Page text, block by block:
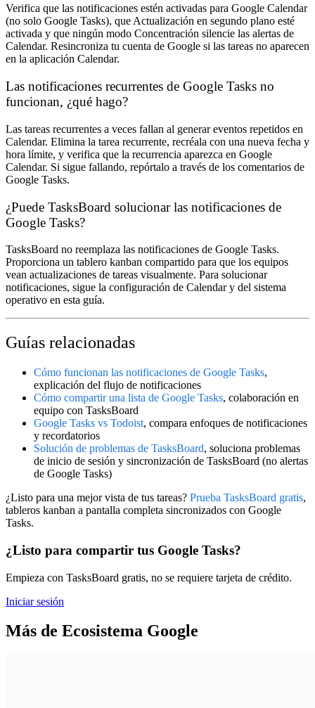
Verifica que las notificaciones estén activadas para Google Calendar
(no solo Google Tasks), que Actualización en segundo plano esté
activada y que ningún modo Concentración silencie las alertas de
Calendar. Resincroniza tu cuenta de Google si las tareas no aparecen
en la aplicación Calendar.
Las notificaciones recurrentes de Google Tasks no
funcionan, ¿qué hago?
Las tareas recurrentes a veces fallan al generar eventos repetidos en
Calendar. Elimina la tarea recurrente, recréala con una nueva fecha y
hora límite, y verifica que la recurrencia aparezca en Google
Calendar. Si sigue fallando, repórtalo a través de los comentarios de
Google Tasks.
¿Puede TasksBoard solucionar las notificaciones de
Google Tasks?
TasksBoard no reemplaza las notificaciones de Google Tasks.
Proporciona un tablero kanban compartido para que los equipos
vean actualizaciones de tareas visualmente. Para solucionar
notificaciones, sigue la configuración de Calendar y del sistema
operativo en esta guía.
Guías relacionadas
Cómo funcionan las notificaciones de Google Tasks,
explicación del flujo de notificaciones
Cómo compartir una lista de Google Tasks, colaboración en
equipo con TasksBoard
Google Tasks vs Todoist, compara enfoques de notificaciones
y recordatorios
Solución de problemas de TasksBoard, soluciona problemas
de inicio de sesión y sincronización de TasksBoard (no alertas
de Google Tasks)
¿Listo para una mejor vista de tus tareas? Prueba TasksBoard gratis,
tableros kanban a pantalla completa sincronizados con Google
Tasks.
¿Listo para compartir tus Google Tasks?
Empieza con TasksBoard gratis, no se requiere tarjeta de crédito.
Iniciar sesión
Más de Ecosistema Google